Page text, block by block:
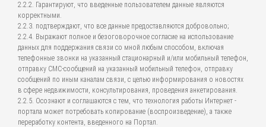
2.2.2. Гарантируют, что введенные пользователем данные являются
корректными.
2.2.3. подтверждают, что все данные предоставляются добровольно;
2.2.4. Выражают полное и безоговорочное согласие на использование
данных для поддержания связи со мной любым способом, включая
телефонные звонки на указанный стационарный и/или мобильный телефон,
отправку СМС-сообщений на указанный мобильный телефон, отправку
сообщений по иным каналам связи, с целью информирования о новостях
в сфере недвижимости, консультирования, проведения анкетирования.
2.2.5. Осознают и соглашаются с тем, что технология работы Интернет -
портала может потребовать копирование (воспроизведение), а также
переработку контента, введенного на Портал.